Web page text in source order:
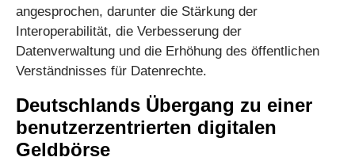
angesprochen, darunter die Stärkung der
Interoperabilität, die Verbesserung der
Datenverwaltung und die Erhöhung des öffentlichen
Verständnisses für Datenrechte.
Deutschlands Übergang zu einer
benutzerzentrierten digitalen
Geldbörse